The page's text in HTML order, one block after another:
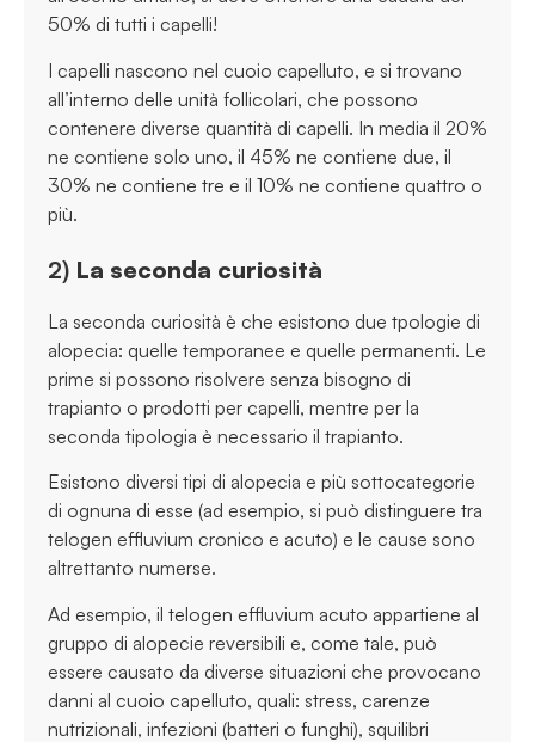
50% di tutti i capelli!
I capelli nascono nel cuoio capelluto, e si trovano
all’interno delle unità follicolari, che possono
contenere diverse quantità di capelli. In media il 20%
ne contiene solo uno, il 45% ne contiene due, il
30% ne contiene tre e il 10% ne contiene quattro o
più.
2) La seconda curiosità
La seconda curiosità è che esistono due tpologie di
alopecia: quelle temporanee e quelle permanenti. Le
prime si possono risolvere senza bisogno di
trapianto o prodotti per capelli, mentre per la
seconda tipologia è necessario il trapianto.
Esistono diversi tipi di alopecia e più sottocategorie
di ognuna di esse (ad esempio, si può distinguere tra
telogen effluvium cronico e acuto) e le cause sono
altrettanto numerse.
Ad esempio, il telogen effluvium acuto appartiene al
gruppo di alopecie reversibili e, come tale, può
essere causato da diverse situazioni che provocano
danni al cuoio capelluto, quali: stress, carenze
nutrizionali, infezioni (batteri o funghi), squilibri